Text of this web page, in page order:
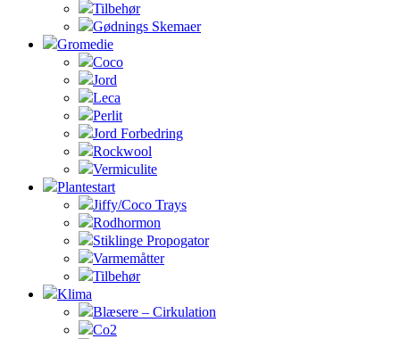
Tilbehør
Gødnings Skemaer
Gromedie
Coco
Jord
Leca
Perlit
Jord Forbedring
Rockwool
Vermiculite
Plantestart
Jiffy/Coco Trays
Rodhormon
Stiklinge Propogator
Varmemåtter
Tilbehør
Klima
Blæsere – Cirkulation
Co2